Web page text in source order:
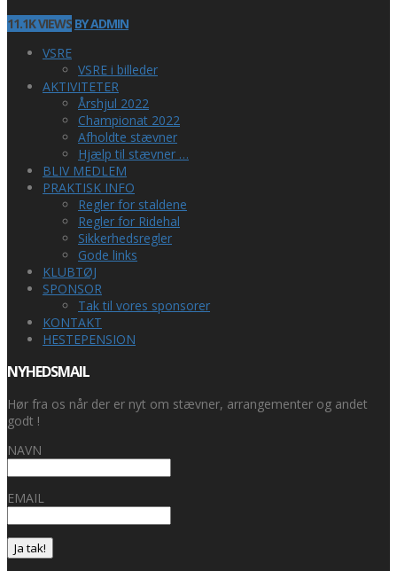
11.1K VIEWS BY ADMIN
VSRE
VSRE i billeder
AKTIVITETER
Årshjul 2022
Championat 2022
Afholdte stævner
Hjælp til stævner …
BLIV MEDLEM
PRAKTISK INFO
Regler for staldene
Regler for Ridehal
Sikkerhedsregler
Gode links
KLUBTØJ
SPONSOR
Tak til vores sponsorer
KONTAKT
HESTEPENSION
NYHEDSMAIL
Hør fra os når der er nyt om stævner, arrangementer og andet
godt !
NAVN
EMAIL
Ja tak!